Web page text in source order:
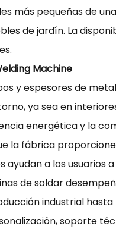
más pequeñas de
de jardín. La
Machine
y espesores de
ya sea en
energética y la
la fábrica
ayudan a los usuarios
de soldar
industrial
soporte